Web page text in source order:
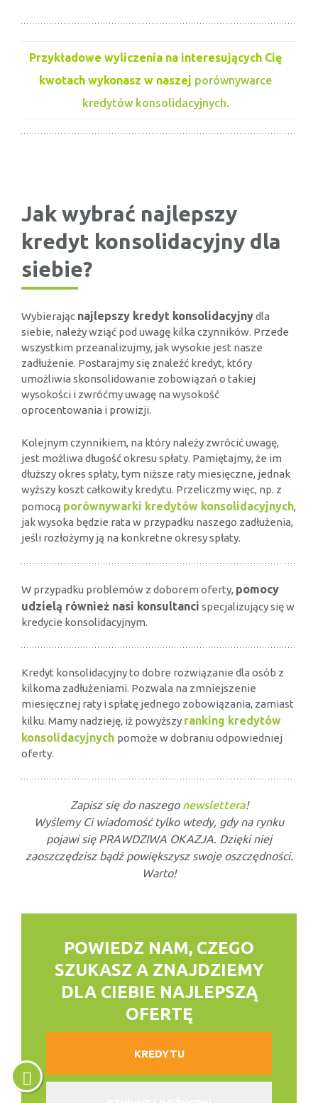
Przykładowe wyliczenia na interesujących Cię
kwotach wykonasz w naszej porównywarce
kredytów konsolidacyjnych.
Jak wybrać najlepszy
kredyt konsolidacyjny dla
siebie?
Wybierając najlepszy kredyt konsolidacyjnydla
siebie, należy wziąć pod uwagę kilka czynników. Przede
wszystkim przeanalizujmy, jak wysokie jest nasze
zadłużenie. Postarajmy się znaleźć kredyt, który
umożliwia skonsolidowanie zobowiązań o takiej
wysokości i zwróćmy uwagę na wysokość
oprocentowania i prowizji.
Kolejnym czynnikiem, na który należy zwrócić uwagę,
jest możliwa długość okresu spłaty. Pamiętajmy, że im
dłuższy okres spłaty, tym niższe raty miesięczne, jednak
wyższy koszt całkowity kredytu. Przeliczmy więc, np. z
pomocą porównywarki kredytów konsolidacyjnych,
jak wysoka będzie rata w przypadku naszego zadłużenia,
jeśli rozłożymy ją na konkretne okresy spłaty.
W przypadku problemów z doborem oferty, pomocy
udzielą również nasi konsultanci specjalizujący się w
kredycie konsolidacyjnym.
Kredyt konsolidacyjny to dobre rozwiązanie dla osób z
kilkoma zadłużeniami. Pozwala na zmniejszenie
miesięcznej raty i spłatę jednego zobowiązania, zamiast
kilku. Mamy nadzieję, iż powyższy ranking kredytów
konsolidacyjnych pomoże w dobraniu odpowiedniej
oferty.
Zapisz się do naszego newslettera!
Wyślemy Ci wiadomość tylko wtedy, gdy na rynku
pojawi się PRAWDZIWA OKAZJA. Dzięki niej
zaoszczędzisz bądź powiększysz swoje oszczędności.
Warto!
POWIEDZ NAM, CZEGO
SZUKASZ A ZNAJDZIEMY
DLA CIEBIE NAJLEPSZĄ
OFERTĘ
KREDYTU